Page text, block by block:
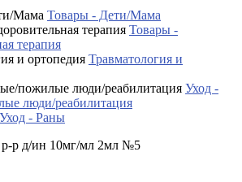
Товары - Дети/Мама
Товары -
терапия
Травматология и
Уход -
люди/реабилитация
Уход - Раны